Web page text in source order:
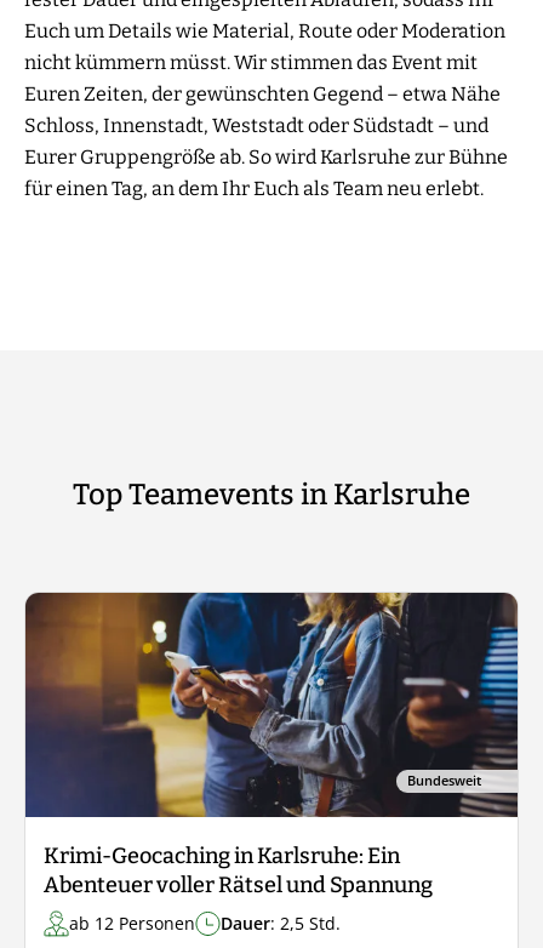
Euch um Details wie Material, Route oder Moderation
nicht kümmern müsst. Wir stimmen das Event mit
Euren Zeiten, der gewünschten Gegend – etwa Nähe
Schloss, Innenstadt, Weststadt oder Südstadt – und
Eurer Gruppengröße ab. So wird Karlsruhe zur Bühne
für einen Tag, an dem Ihr Euch als Team neu erlebt.
Top Teamevents in Karlsruhe
Bundesweit
Krimi-Geocaching in Karlsruhe: Ein
Abenteuer voller Rätsel und Spannung
ab 12 Personen Dauer: 2,5 Std.